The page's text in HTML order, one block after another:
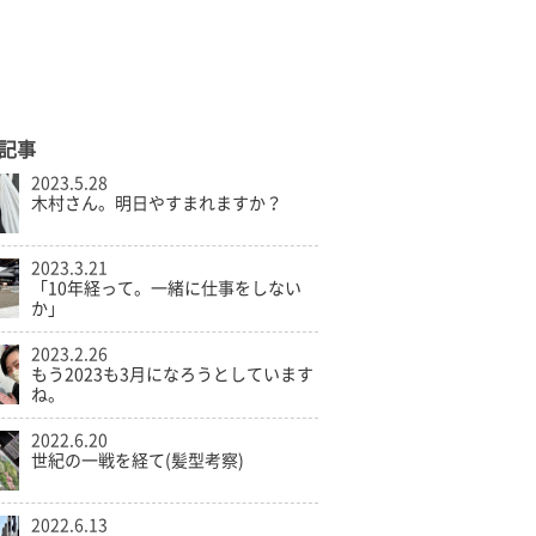
事
2023.5.28
木村さん。明日やすまれますか？
2023.3.21
「10年経って。一緒に仕事をしない
か」
2023.2.26
もう2023も3月になろうとしています
ね。
2022.6.20
世紀の一戦を経て(髪型考察)
2022.6.13